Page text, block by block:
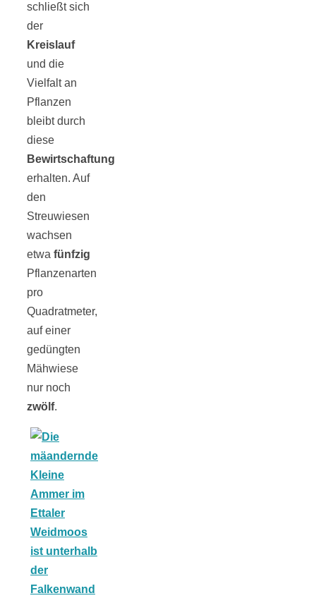
schließt sich
der
Kreislauf
und die
Vielfalt an
Pflanzen
bleibt durch
diese
Bewirtschaftung
erhalten. Auf
den
Streuwiesen
wachsen
etwa fünfzig
Pflanzenarten
pro
Quadratmeter,
auf einer
gedüngten
Mähwiese
nur noch
zwölf.